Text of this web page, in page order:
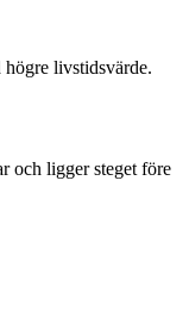
livstidsvärde.
och ligger steget före